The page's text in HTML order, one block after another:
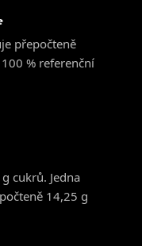
přepočteně
% referenční
cukrů. Jedna
14,25 g